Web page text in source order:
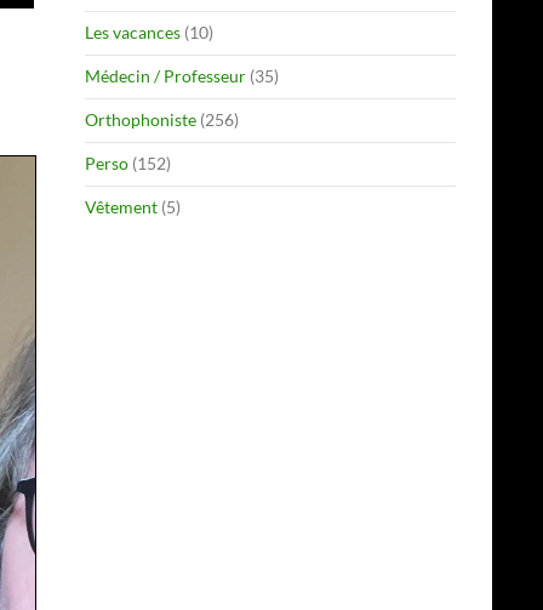
Les vacances (10)
Médecin / Professeur (35)
Orthophoniste (256)
Perso (152)
Vêtement (5)